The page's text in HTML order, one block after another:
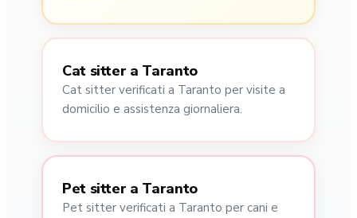
Cat sitter a Taranto
Cat sitter verificati a Taranto per visite a
domicilio e assistenza giornaliera.
Pet sitter a Taranto
Pet sitter verificati a Taranto per cani e